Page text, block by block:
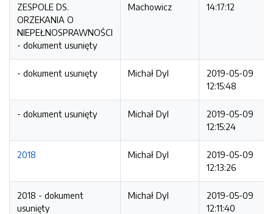
ZESPOLE DS.
ORZEKANIA O
NIEPEŁNOSPRAWNOŚCI
- dokument usunięty
Machowicz
14:17:12
- dokument usunięty Michał Dyl
2019-05-09
12:15:48
- dokument usunięty Michał Dyl
2019-05-09
12:15:24
2018 Michał Dyl
2019-05-09
12:13:26
2018 - dokument
usunięty
Michał Dyl
2019-05-09
12:11:40